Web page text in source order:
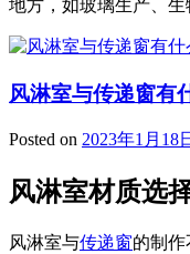
地方，如玻璃生产、生
风淋室与传递窗有
Posted on 2023年1月18
风淋室材质选
风淋室与传递窗的制